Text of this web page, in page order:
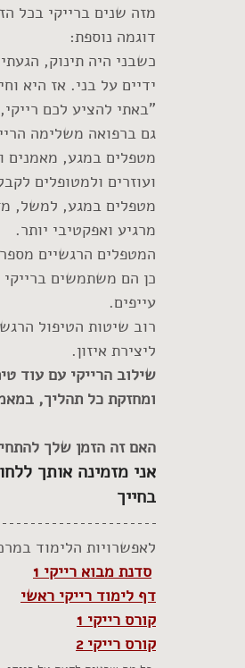
מזה שנים ברייקי בכל
דוגמה נוספת:
כשבני היה תינוק,
ידיים על בני. אז היא
"באתי להציע לכם
גם ברפואה משלימה
מטפלים במגע, מאמנים
ועוזרים ולמטופלים
מטפלים במגע, למשל,
מרגיע ואפקטיבי יותר.
המטפלים הרגשיים
כן הם משתמשים ברייקי
עייפים.
רוב שיטות הטיפול
ליצירת איזון.
שילוב הרייקי עם עוד
ומחזקת כל תהליך,
האם זה הזמן שלך
אני מזמינה אותך
בחייך
לאפשרויות הלימוד
סדנת מבוא רייקי 1
דף לימוד רייקי ראשי
קורס רייקי
קורס רייקי 2